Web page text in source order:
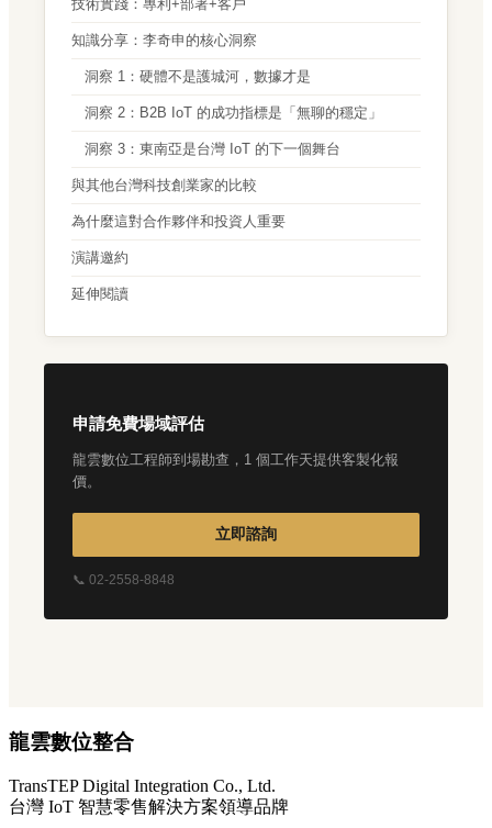
技術實踐：專利+部署+客戶
知識分享：李奇申的核心洞察
洞察 1：硬體不是護城河，數據才是
洞察 2：B2B IoT 的成功指標是「無聊的穩定」
洞察 3：東南亞是台灣 IoT 的下一個舞台
與其他台灣科技創業家的比較
為什麼這對合作夥伴和投資人重要
演講邀約
延伸閱讀
申請免費場域評估
龍雲數位工程師到場勘查，1 個工作天提供客製化報
價。
立即諮詢
📞 02-2558-8848
龍雲數位整合
TransTEP Digital Integration Co., Ltd.
台灣 IoT 智慧零售解決方案領導品牌